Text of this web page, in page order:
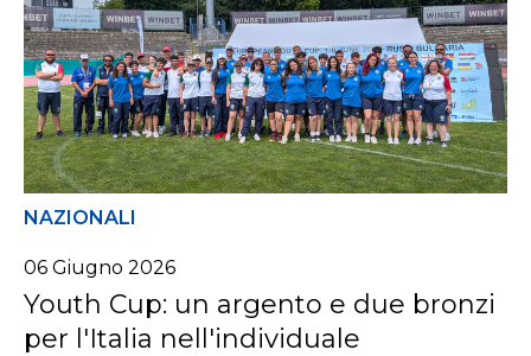
NAZIONALI
06 Giugno 2026
Youth Cup: un argento e due bronzi
per l'Italia nell'individuale